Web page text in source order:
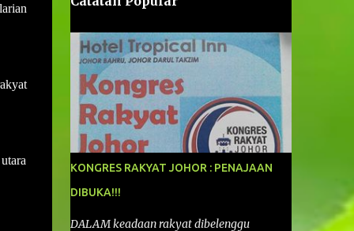
KONGRES RAKYAT JOHOR : PENAJAAN
DIBUKA!!!
DALAM keadaan rakyat dibelenggu